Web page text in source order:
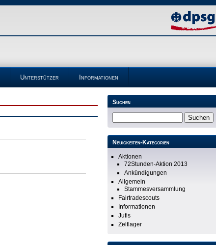
Unterstützer Informationen
Suchen
Neuigkeiten-Kategorien
Aktionen
72Stunden-Aktion 2013
Ankündigungen
Allgemein
Stammesversammlung
Fairtradescouts
Informationen
Jufis
Zeltlager